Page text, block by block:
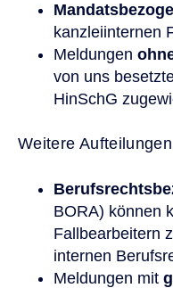
kanzleiinternen
Meldungen
von uns
HinSchG
Weitere
BORA) können
Fallbearbeitern
internen
Meldungen mit